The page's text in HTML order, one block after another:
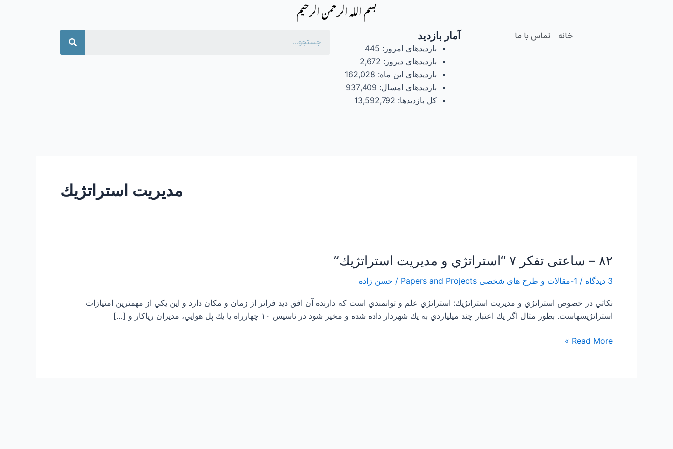
بسم الله الرحمن الرحیم
خانه تماس با ما آمار بازدید
بازدیدهای امروز: 445
بازدیدهای دیروز: 2,672
بازدیدهای این ماه: 162,028
بازدیدهای امسال: 937,409
کل بازدیدها: 13,592,792
جستجو
مديريت استراتژيك
۸۲ – ساعتی تفکر ۷ “استراتژي و مديريت استراتژيك”
3 دیدگاه / 1-مقالات و طرح های شخصی Papers and Projects / حسن زاده
نكاتي در خصوص استراتژي و مديريت استراتژيك: استراتژي علم و توانمندي است كه دارنده آن افق ديد فراتر از زمان و مكان دارد و اين يكي از مهمترين امتيازات
استراتژيسهاست. بطور مثال اگر يك اعتبار چند ميلياردي به يك شهردار داده شده و مخير شود در تاسيس ۱۰ چهارراه يا يك پل هوايي، مديران رياكار و […]
۸۲
ساعتی
تفکر
۷
“استراتژي
Read More »